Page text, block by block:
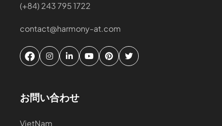
(+84) 243 795 1722
contact@harmony-at.com
お問い合わせ
VietNam